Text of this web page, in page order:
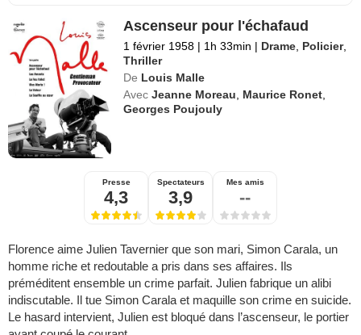
Ascenseur pour l'échafaud
1 février 1958 | 1h 33min | Drame Policier,
Thriller
De Louis Malle
Avec Jeanne Moreau Maurice Ronet
Georges Poujouly
Presse
4,3
Spectateurs
3,9
Mes amis
--
Florence aime Julien Tavernier que son mari, Simon Carala, un
homme riche et redoutable a pris dans ses affaires. Ils
préméditent ensemble un crime parfait. Julien fabrique un alibi
indiscutable. Il tue Simon Carala et maquille son crime en suicide.
Le hasard intervient, Julien est bloqué dans l’ascenseur, le portier